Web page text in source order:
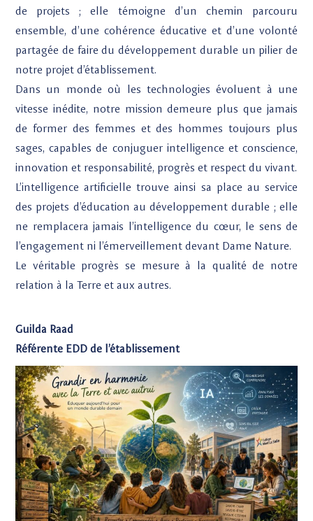
de projets ; elle témoigne d’un chemin parcouru
ensemble, d’une cohérence éducative et d’une volonté
partagée de faire du développement durable un pilier de
notre projet d’établissement.
Dans un monde où les technologies évoluent à une
vitesse inédite, notre mission demeure plus que jamais
de former des femmes et des hommes toujours plus
sages, capables de conjuguer intelligence et conscience,
innovation et responsabilité, progrès et respect du vivant.
L’intelligence artificielle trouve ainsi sa place au service
des projets d’éducation au développement durable ; elle
ne remplacera jamais l’intelligence du cœur, le sens de
l’engagement ni l’émerveillement devant Dame Nature.
Le véritable progrès se mesure à la qualité de notre
relation à la Terre et aux autres.
Guilda Raad
Référente EDD de l’établissement